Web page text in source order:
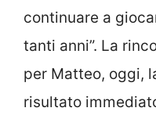
continuare a
tanti anni”. La
per Matteo, oggi,
risultato